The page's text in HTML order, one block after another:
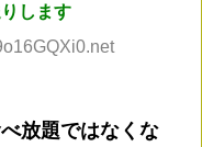
します
放題ではなくな